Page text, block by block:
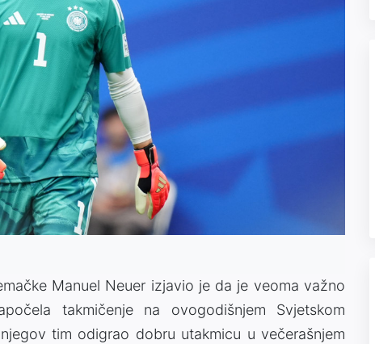
Manuel Neuer izjavio je da je veoma važno
takmičenje na ovogodišnjem Svjetskom
tim odigrao dobru utakmicu u večerašnjem